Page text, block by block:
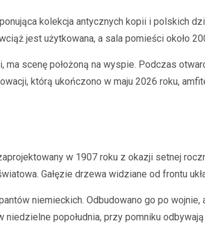
kolekcja antycznych kopii i polskich
jest użytkowana, a sala pomieści około
scenę położoną na wyspie. Podczas
którą ukończono w maju 2026 roku,
w 1907 roku z okazji setnej
Gałęzie drzewa widziane od frontu
niemieckich. Odbudowano go po wojnie,
popołudnia, przy pomniku